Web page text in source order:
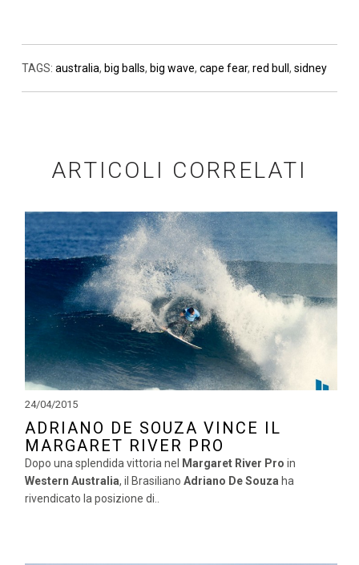
TAGS: australia, big balls, big wave, cape fear, red bull , sidney
ARTICOLI CORRELATI
24/04/2015
ADRIANO DE SOUZA VINCE IL
MARGARET RIVER PRO
Dopo una splendida vittoria nel Margaret River Pro in
Western Australia, il Brasiliano Adriano De Souza ha
rivendicato la posizione di..